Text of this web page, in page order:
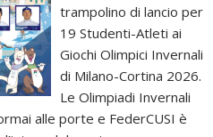
trampolino di lancio per
19 Studenti-Atleti ai
Giochi Olimpici Invernali
di Milano-Cortina 2026.
Le Olimpiadi Invernali
alle porte e FederCUSI è